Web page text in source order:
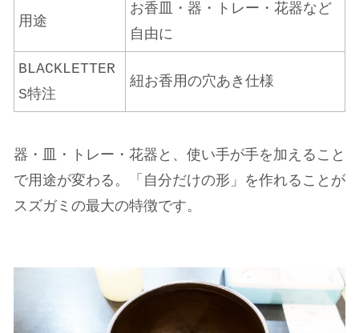
用途
お香皿・器・トレー・花器など
自由に
BLACKLETTER
S特注
紐お香用の穴あき仕様
器・皿・トレー・花器と、使い手が手を加えること
で用途が変わる。「自分だけの形」を作れることが
スズガミの最大の特徴です。